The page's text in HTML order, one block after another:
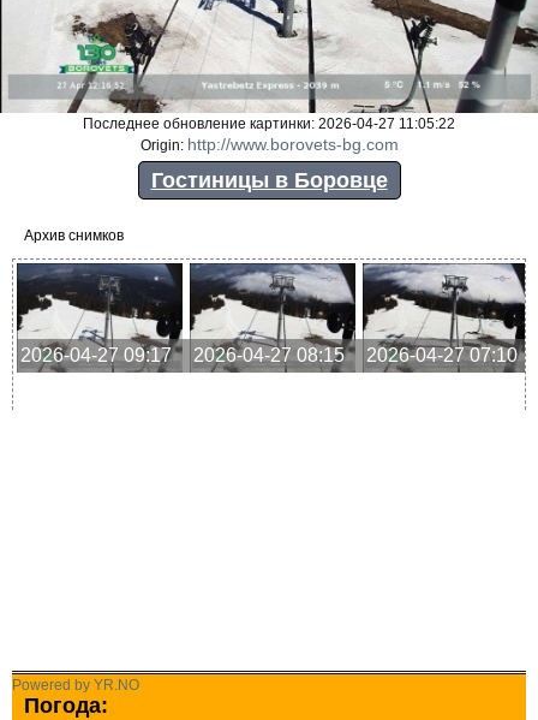
Последнее обновление картинки: 2026-04-27 11:05:22
Origin: http://www.borovets-bg.com
Гостиницы в Боровце
Архив снимков
2026-04-27 09:17 2026-04-27 08:15 2026-04-27 07:10
Powered by YR.NO
Погода: